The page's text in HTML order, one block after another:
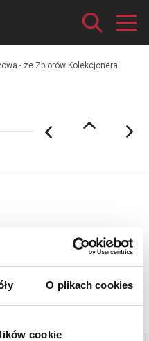
O plikach cookies
cookie
- ze Zbiorów Kolekcjonera
passe-partout);